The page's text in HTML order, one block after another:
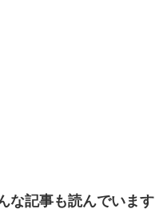
な記事も読んでいます